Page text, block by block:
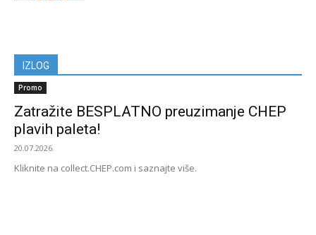
IZLOG
Promo
Zatražite BESPLATNO preuzimanje CHEP
plavih paleta!
20.07.2026.
Kliknite na collect.CHEP.com i saznajte više.